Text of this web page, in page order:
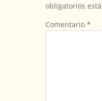
obligatorios
Comentario *